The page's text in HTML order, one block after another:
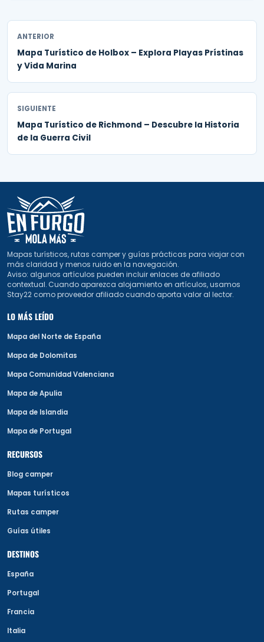
ANTERIOR
Mapa Turístico de Holbox – Explora Playas Prístinas
y Vida Marina
SIGUIENTE
Mapa Turístico de Richmond – Descubre la Historia
de la Guerra Civil
Mapas turísticos, rutas camper y guías prácticas para viajar con
más claridad y menos ruido en la navegación.
Aviso: algunos artículos pueden incluir enlaces de afiliado
contextual. Cuando aparezca alojamiento en artículos, usamos
Stay22 como proveedor afiliado cuando aporta valor al lector.
LO MÁS LEÍDO
Mapa del Norte de España
Mapa de Dolomitas
Mapa Comunidad Valenciana
Mapa de Apulia
Mapa de Islandia
Mapa de Portugal
RECURSOS
Blog camper
Mapas turísticos
Rutas camper
Guías útiles
DESTINOS
España
Portugal
Francia
Italia